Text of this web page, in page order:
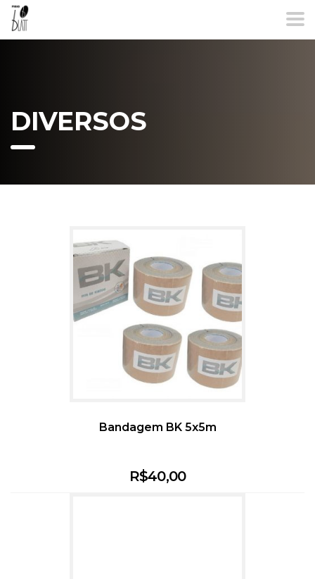
DIVERSOS
Bandagem BK 5x5m
R$40,00